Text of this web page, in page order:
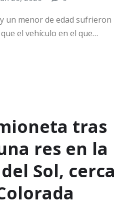
un menor de edad sufrieron
el vehículo en el que…
tras
res en la
Sol, cerca